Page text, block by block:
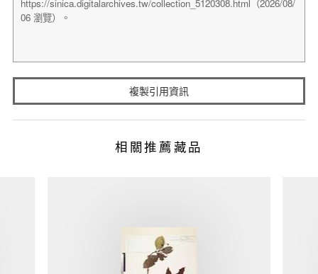
複製引用資訊
相關推薦藏品